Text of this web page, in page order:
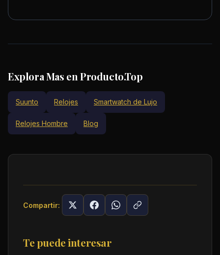
Explora Mas en Producto.Top
Suunto Relojes Smartwatch de Lujo
Relojes Hombre Blog
Compartir:
Te puede interesar